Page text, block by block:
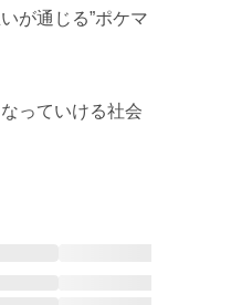
が通じる”ポケマ
っていける社会